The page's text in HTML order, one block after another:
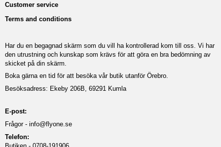
Customer service
Terms and conditions
Har du en begagnad skärm som du vill ha kontrollerad kom till oss. Vi har
den utrustning och kunskap som krävs för att göra en bra bedömning av
skicket på din skärm.
Boka gärna en tid för att besöka vår butik utanför Örebro.
Besöksadress: Ekeby 206B, 69291 Kumla
E-post:
Frågor - info@flyone.se
Telefon: